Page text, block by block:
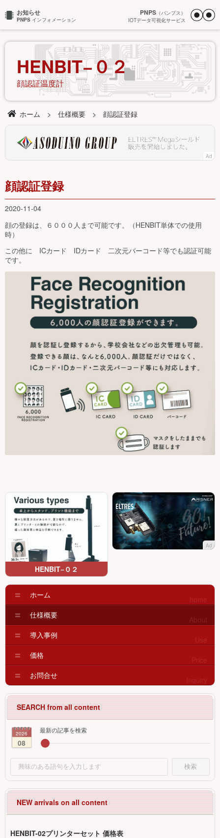
お知らせ
PNPS インフォメーション
PNPS （パンプス）
IOTデータ可視化サービス
HENBIT−０２
顔認証温度計
ホーム 仕様概要 顔認証登録
Ad
顔認証登録
2020-11-04
顔の登録は、６０００人まで可能です。（HENBIT単体での使用
時）
この他に ICカード IDカード 二次元バーコード等でも認証可能
です。
HENBIT−０２
Ad
ホーム
home
仕様概要
About
導入事例
Use
価格
Price
お問合せ
最新の記事を検索
2026
08
検索
HENBIT-02プリンターセット 価格表